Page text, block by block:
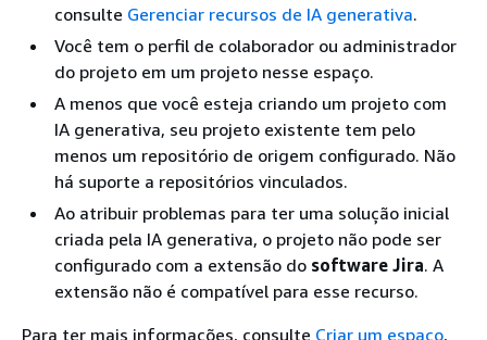
consulte Gerenciar recursos de IA generativa.
Você tem o perfil de colaborador ou administrador
do projeto em um projeto nesse espaço.
A menos que você esteja criando um projeto com
IA generativa, seu projeto existente tem pelo
menos um repositório de origem configurado. Não
há suporte a repositórios vinculados.
Ao atribuir problemas para ter uma solução inicial
criada pela IA generativa, o projeto não pode ser
configurado com a extensão do software Jira. A
extensão não é compatível para esse recurso.
Para ter mais informações, consulte Criar um espaço,